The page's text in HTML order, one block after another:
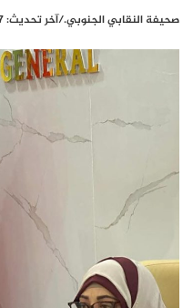
صحيفة النقابي الجنوبي./آخر تحديث: 7 سبتمبر، 2025